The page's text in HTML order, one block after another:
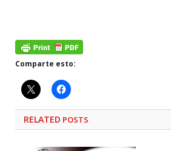
Comparte esto:
RELATED POSTS